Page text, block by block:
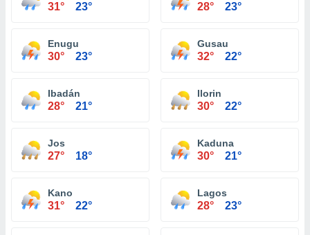
31° 23° 28° 23°
Enugu
30° 23°
Gusau
32° 22°
Ibadán
28° 21°
Ilorin
30° 22°
Jos
27° 18°
Kaduna
30° 21°
Kano
31° 22°
Lagos
28° 23°